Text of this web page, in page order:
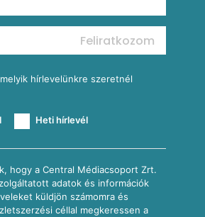
Feliratkozom
hírlevelünkre szeretnél
Heti hírlevél
hogy a Central Médiacsoport Zrt.
adatok és információk
küldjön számomra és
céllal megkeressen a